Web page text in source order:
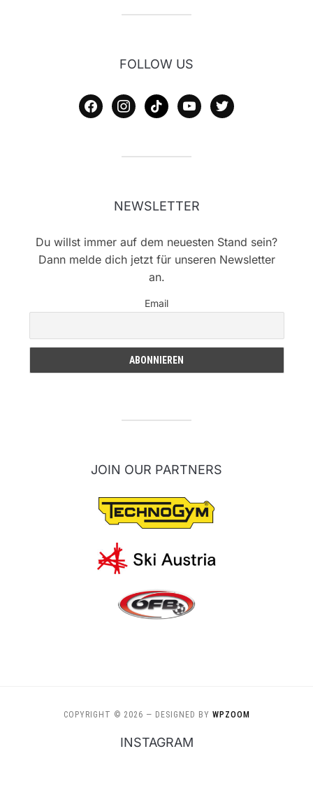
FOLLOW US
facebookinstagram
tiktok youtubetwitter
NEWSLETTER
Du willst immer auf dem neuesten Stand sein?
Dann melde dich jetzt für unseren Newsletter
an.
Email
JOIN OUR PARTNERS
COPYRIGHT © 2026 — DESIGNED BY WPZOOM
INSTAGRAM